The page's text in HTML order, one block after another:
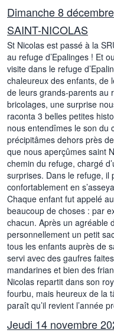
Dimanche 8
SAINT-NICOLAS
St Nicolas est passé à la
au refuge d’Epalinges ! Et
visite dans le refuge
chaleureux des enfants, de
de leurs grands-parents au
bricolages, une surprise
raconta 3 belles petites
nous entendîmes le son du
précipitâmes dehors près
que nous aperçûmes saint
chemin du refuge, chargé
surprises. Dans le refuge, il
confortablement en
Chaque enfant fut appelé
beaucoup de choses : par
chacun. Après un agréable
personnellement un petit
tous les enfants auprès de
servi avec des gaufres
mandarines et bien des
Nicolas repartit dans son
fourbu, mais heureux de la
paraît qu’il revient l’année
Jeudi 14 novembre